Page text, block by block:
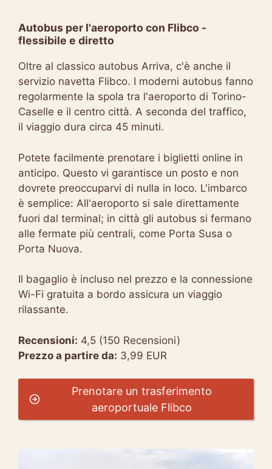
Autobus per l'aeroporto con Flibco -
flessibile e diretto
Oltre al classico autobus Arriva, c'è anche il
servizio navetta Flibco. I moderni autobus fanno
regolarmente la spola tra l'aeroporto di Torino-
Caselle e il centro città. A seconda del traffico,
il viaggio dura circa 45 minuti.
Potete facilmente prenotare i biglietti online in
anticipo. Questo vi garantisce un posto e non
dovrete preoccuparvi di nulla in loco. L'imbarco
è semplice: All'aeroporto si sale direttamente
fuori dal terminal; in città gli autobus si fermano
alle fermate più centrali, come Porta Susa o
Porta Nuova.
Il bagaglio è incluso nel prezzo e la connessione
Wi-Fi gratuita a bordo assicura un viaggio
rilassante.
Recensioni: 4,5 (150 Recensioni)
Prezzo a partire da: 3,99 EUR
Prenotare un trasferimento
aeroportuale Flibco